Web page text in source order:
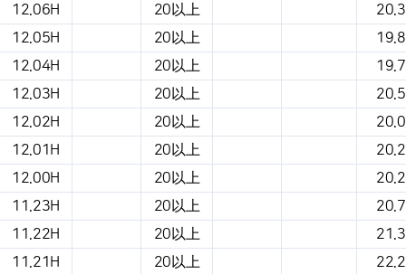
12.06H
20以上
20.3
12.05H
20以上
19.8
12.04H
20以上
19.7
12.03H
20以上
20.5
12.02H
20以上
20.0
12.01H
20以上
20.2
12.00H
20以上
20.2
11.23H
20以上
20.7
11.22H
20以上
21.3
11.21H
20以上
22.2